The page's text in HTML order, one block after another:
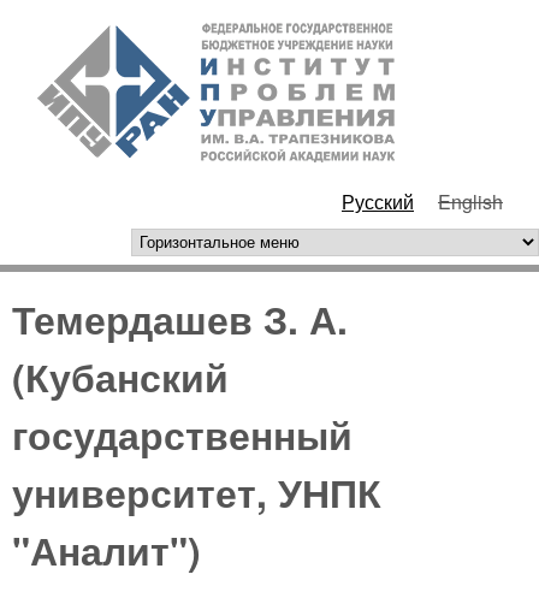
Перейти к основному
содержанию
РАН
Русский English
горизонтальное меню
Темердашев З. А.
(Кубанский
государственный
университет, УНПК
"Аналит")